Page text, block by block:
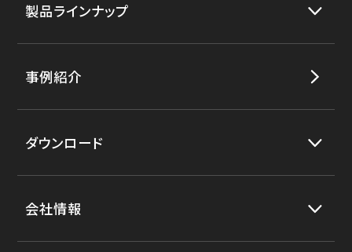
製品ラインナップ
事例紹介
ダウンロード
会社情報